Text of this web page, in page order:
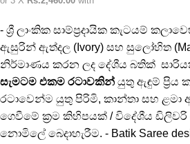
- ශ්‍රී ලාංකික සාම්ප්‍රදායික කැටයම්
ඇසුරින් ඇත්දල (Ivory) සහ සුලෝහිත
නිර්මාණය කරන ලද දේශීය බතික්
සැමටම එකම රටාවකින් යුතු ඇඳුම් ප්‍රිය
රටාවෙන්ම යුතු පිරිමි, කාන්තා සහ ළමා
ගෙවීමේ ක්‍රම කිහිපයක් / විදේශීය ඩිලිවරි
නොමිලේ බෙදාහැරීම. - Batik Saree